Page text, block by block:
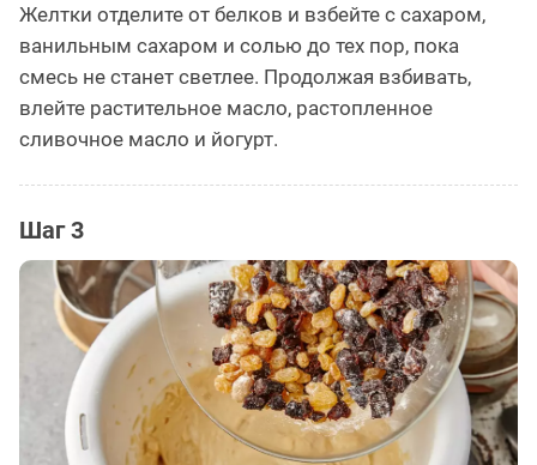
Желтки отделите от белков и взбейте с сахаром,
ванильным сахаром и солью до тех пор, пока
смесь не станет светлее. Продолжая взбивать,
влейте растительное масло, растопленное
сливочное масло и йогурт.
Шаг 3